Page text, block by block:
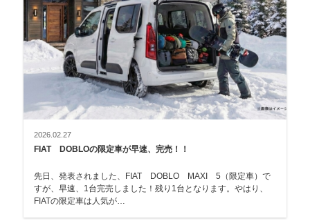
2026.02.27
FIAT DOBLOの限定車が早速、完売！！
先日、発表されました、FIAT DOBLO MAXI 5（限定車）で
すが、早速、1台完売しました！残り1台となります。やはり、
FIATの限定車は人気が…